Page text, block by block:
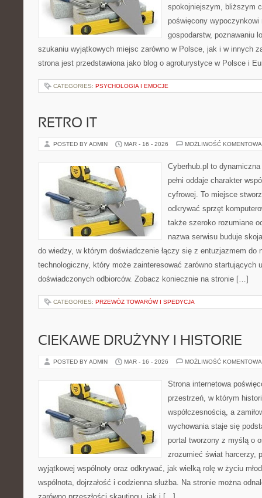
spokojniejszym, bliższym
poświęcony wypoczynkowi
gospodarstw, poznawaniu
szukaniu wyjątkowych miejsc zarówno w Polsce, jak i w innych
strona jest przedstawiona jako blog o agroturystyce w Polsce i
CATEGORIES: PSYCHOLOGIA I EMOCJE
RETRO IT
POSTED BY ADMIN MAR - 16 - 2026 MOŻLIWOŚĆ
Cyberhub.pl to
pełni oddaje charakter
cyfrowej. To miejsce
odkrywać sprzęt
także szeroko rozumiane
nazwa serwisu buduje
do wiedzy, w którym doświadczenie łączy się z entuzjazmem do
technologiczny, który może zainteresować zarówno startujących
doświadczonych odbiorców. Zobacz koniecznie na stronie […]
CATEGORIES: PRZEWÓZ TOWARÓW I SPEDYCJA
CIEKAWE DRUŻYNY I HISTORIE
POSTED BY ADMIN MAR - 16 - 2026 MOŻLIWOŚĆ
Strona internetowa
przestrzeń, w którym
współczesnością, a
wychowania staje się
portal tworzony z myślą o
zrozumieć świat harcerzy,
wyjątkowej wspólnoty oraz odkrywać, jak wielką rolę w życiu
wspólnota, dojrzałość i codzienna służba. Na stronie można